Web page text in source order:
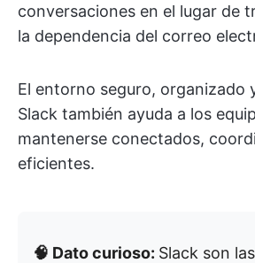
conversaciones en el lugar de
la dependencia del correo
El entorno seguro, organizado
Slack también ayuda a los
mantenerse conectados,
eficientes.
🧠 Dato curioso: Slack son